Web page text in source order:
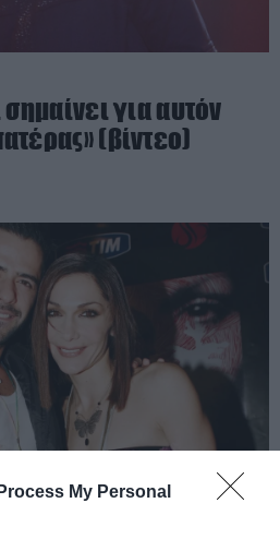
My Personal
για αυτόν
(βίντεο)